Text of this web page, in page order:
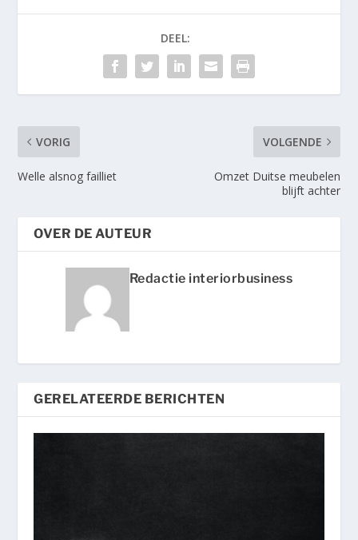
DEEL:
VORIG
Welle alsnog failliet
VOLGENDE
Omzet Duitse meubelen
blijft achter
OVER DE AUTEUR
Redactie interiorbusiness
GERELATEERDE BERICHTEN